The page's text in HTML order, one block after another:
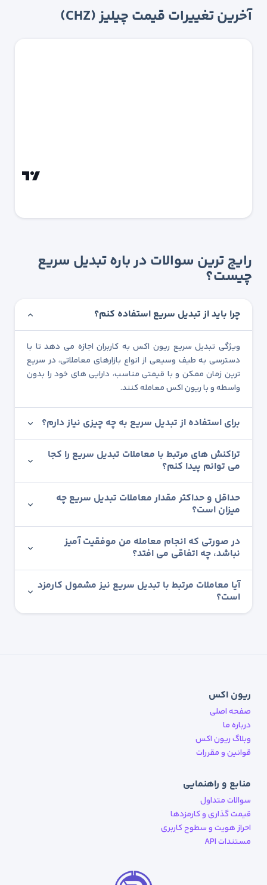
آخرین تغییرات قیمت چیلیز (CHZ)
رایج ترین سوالات در باره تبدیل سریع
چیست؟
چرا باید از تبدیل سریع استفاده کنم؟
ویژگی تبدیل سریع ریون اکس به کاربران اجازه می دهد تا با
دسترسی به طیف وسیعی از انواع بازارهای معاملاتی، در سریع
ترین زمان ممکن و با قیمتی مناسب، دارایی های خود را بدون
واسطه و با ریون اکس معامله کنند.
برای استفاده از تبدیل سریع به چه چیزی نیاز دارم؟
تراکنش های مرتبط با معاملات تبدیل سریع را کجا
می توانم پیدا کنم؟
حداقل و حداکثر مقدار معاملات تبدیل سریع چه
میزان است؟
در صورتی که انجام معامله من موفقیت آمیز
نباشد، چه اتفاقی می افتد؟
آیا معاملات مرتبط با تبدیل سریع نیز مشمول کارمزد
است؟
ریون اکس
صفحه اصلی
درباره ما
وبلاگ ریون اکس
قوانین و مقررات
منابع و راهنمایی
سوالات متداول
قیمت گذاری و کارمزدها
احراز هویت و سطوح کاربری
مستندات API